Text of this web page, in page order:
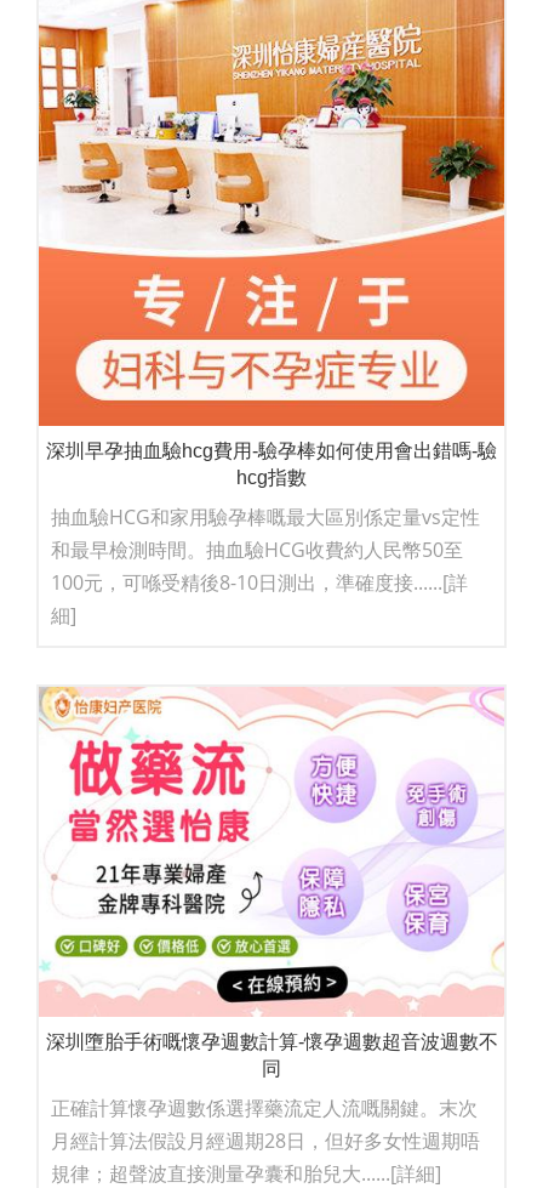
深圳早孕抽血驗hcg費用-驗孕棒如何使用會出錯嗎-驗
hcg指數
抽血驗HCG和家用驗孕棒嘅最大區別係定量vs定性
和最早檢測時間。抽血驗HCG收費約人民幣50至
100元，可喺受精後8-10日測出，準確度接......[詳
細]
深圳墮胎手術嘅懷孕週數計算-懷孕週數超音波週數不
同
正確計算懷孕週數係選擇藥流定人流嘅關鍵。末次
月經計算法假設月經週期28日，但好多女性週期唔
規律；超聲波直接測量孕囊和胎兒大......[詳細]